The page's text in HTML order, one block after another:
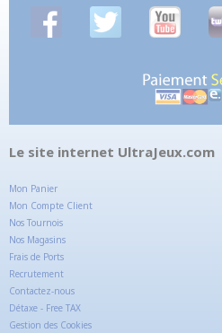
Le site internet UltraJeux.com
Mon Panier
Mon Compte Client
Nos Tournois
Nos Magasins
Frais de Ports
Recrutement
Contactez-nous
Détaxe - Free TAX
Gestion des Cookies